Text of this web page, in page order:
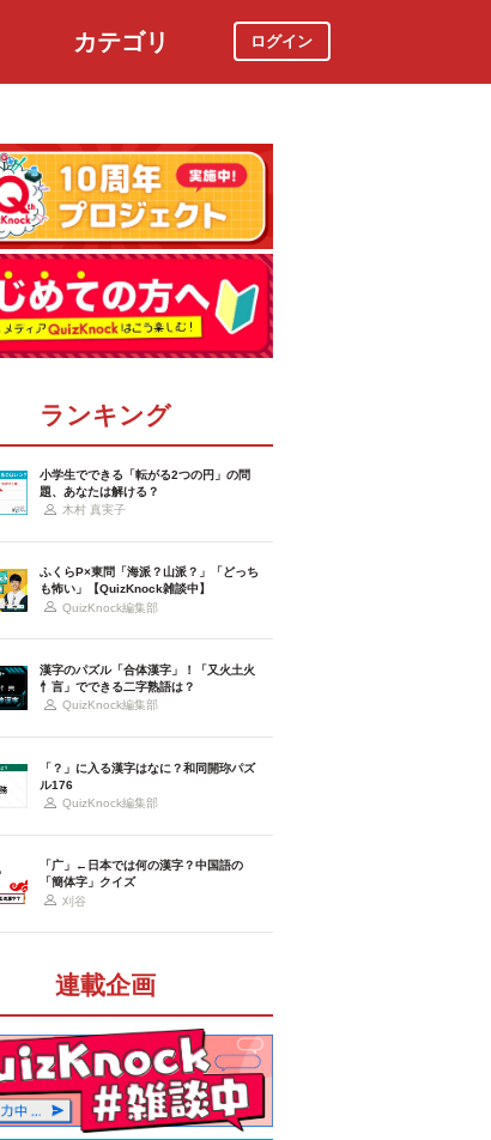
カテゴリ ログイン
ランキング
小学生でできる「転がる2つの円」の問
題、あなたは解ける？
木村 真実子
ふくらP×東問「海派？山派？」「どっち
も怖い」【QuizKnock雑談中】
QuizKnock編集部
漢字のパズル「合体漢字」！「又火土火
忄言」でできる二字熟語は？
QuizKnock編集部
「？」に入る漢字はなに？和同開珎パズ
ル176
QuizKnock編集部
「广」←日本では何の漢字？中国語の
「簡体字」クイズ
刈谷
連載企画